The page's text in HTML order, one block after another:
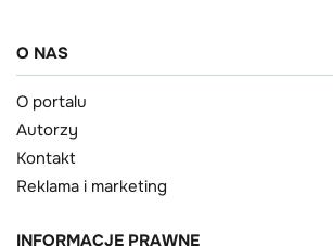
O NAS
O portalu
Autorzy
Kontakt
Reklama i marketing
INFORMACJE PRAWNE